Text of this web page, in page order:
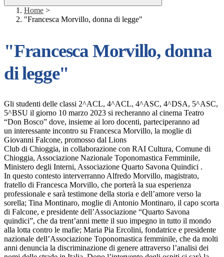
Home >
"Francesca Morvillo, donna di legge"
"Francesca Morvillo, donna
di legge"
Gli studenti delle classi 2^ACL, 4^ACL, 4^ASC, 4^DSA, 5^ASC,
5^BSU il giorno 10 marzo 2023 si recheranno al cinema Teatro
“Don Bosco” dove, insieme ai loro docenti, parteciperanno ad
un interessante incontro su Francesca Morvillo, la moglie di
Giovanni Falcone, promosso dal Lions
Club di Chioggia, in collaborazione con RAI Cultura, Comune di
Chioggia, Associazione Nazionale Toponomastica Femminile,
Ministero degli Interni, Associazione Quarto Savona Quindici .
In questo contesto interverranno Alfredo Morvillo, magistrato,
fratello di Francesca Morvillo, che porterà la sua esperienza
professionale e sarà testimone della storia e dell’amore verso la
sorella; Tina Montinaro, moglie di Antonio Montinaro, il capo scorta
di Falcone, e presidente dell’Associazione “Quarto Savona
quindici”, che da trent’anni mette il suo impegno in tutto il mondo
alla lotta contro le mafie; Maria Pia Ercolini, fondatrice e presidente
nazionale dell’Associazione Toponomastica femminile, che da molti
anni denuncia la discriminazione di genere attraverso l’analisi dei